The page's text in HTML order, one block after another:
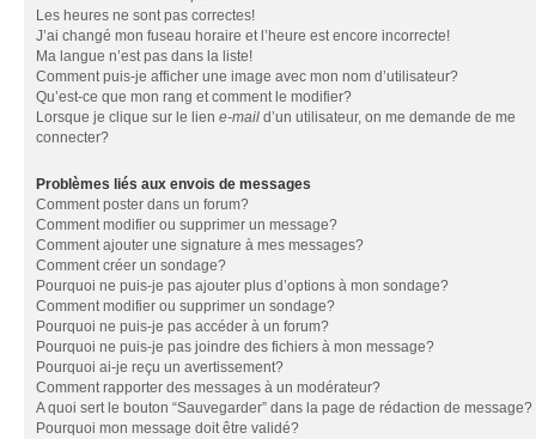
Les heures ne sont pas correctes!
J’ai changé mon fuseau horaire et l’heure est encore incorrecte!
Ma langue n’est pas dans la liste!
Comment puis-je afficher une image avec mon nom d’utilisateur?
Qu’est-ce que mon rang et comment le modifier?
Lorsque je clique sur le lien e-mail d’un utilisateur, on me demande de me
connecter?
Problèmes liés aux envois de messages
Comment poster dans un forum?
Comment modifier ou supprimer un message?
Comment ajouter une signature à mes messages?
Comment créer un sondage?
Pourquoi ne puis-je pas ajouter plus d’options à mon sondage?
Comment modifier ou supprimer un sondage?
Pourquoi ne puis-je pas accéder à un forum?
Pourquoi ne puis-je pas joindre des fichiers à mon message?
Pourquoi ai-je reçu un avertissement?
Comment rapporter des messages à un modérateur?
A quoi sert le bouton “Sauvegarder” dans la page de rédaction de message?
Pourquoi mon message doit être validé?